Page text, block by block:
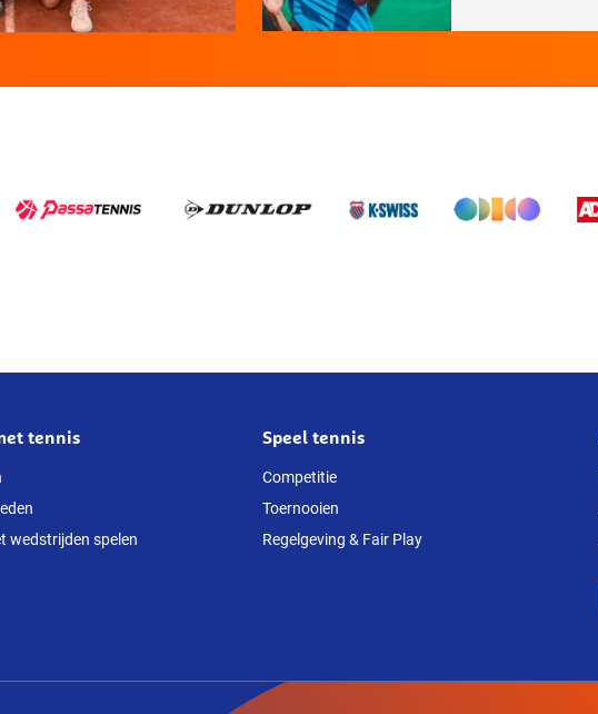
tennis
wedstrijden spelen
Speel tennis
Competitie
Toernooien
Regelgeving & Fair Play